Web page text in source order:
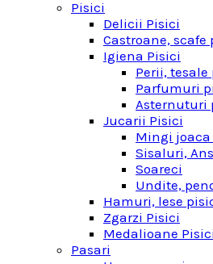
Pisici
Delicii Pisici
Castroane, scafe
Igiena Pisici
Perii, tesale
Parfumuri
Asternuturi
Jucarii Pisici
Mingi
Sisaluri,
Soareci
Undite,
Hamuri, lese
Zgarzi Pisici
Medalioane Pisici
Pasari